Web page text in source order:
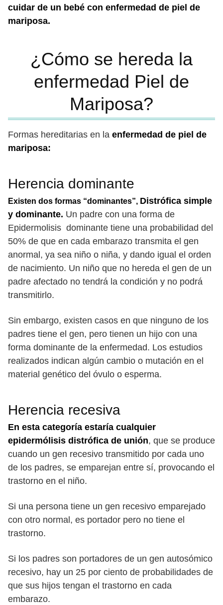
cuidar de un bebé con enfermedad de piel de
mariposa.
¿Cómo se hereda la
enfermedad Piel de
Mariposa?
Formas hereditarias en la enfermedad de piel de
mariposa:
Herencia dominante
Existen dos formas “dominantes”, Distrófica simple
y dominante. Un padre con una forma de
Epidermolisis dominante tiene una probabilidad del
50% de que en cada embarazo transmita el gen
anormal, ya sea niño o niña, y dando igual el orden
de nacimiento. Un niño que no hereda el gen de un
padre afectado no tendrá la condición y no podrá
transmitirlo.
Sin embargo, existen casos en que ninguno de los
padres tiene el gen, pero tienen un hijo con una
forma dominante de la enfermedad. Los estudios
realizados indican algún cambio o mutación en el
material genético del óvulo o esperma.
Herencia recesiva
En esta categoría estaría cualquier
epidermólisis distrófica de unión, que se produce
cuando un gen recesivo transmitido por cada uno
de los padres, se emparejan entre sí, provocando el
trastorno en el niño.
Si una persona tiene un gen recesivo emparejado
con otro normal, es portador pero no tiene el
trastorno.
Si los padres son portadores de un gen autosómico
recesivo, hay un 25 por ciento de probabilidades de
que sus hijos tengan el trastorno en cada
embarazo.